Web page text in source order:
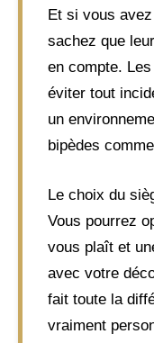
Et si vous
sachez que
en compte.
éviter tout
un
bipèdes
Le choix du
Vous pourrez
vous plaît et
avec votre
fait toute la
vraiment